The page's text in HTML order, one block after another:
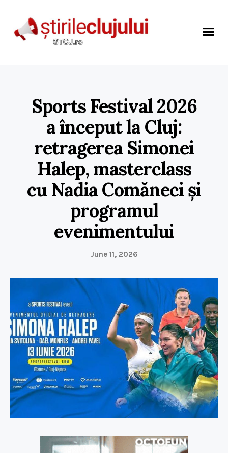
Sports Festival 2026
a început la Cluj:
retragerea Simonei
Halep, masterclass
cu Nadia Comăneci și
programul
evenimentului
June 11, 2026